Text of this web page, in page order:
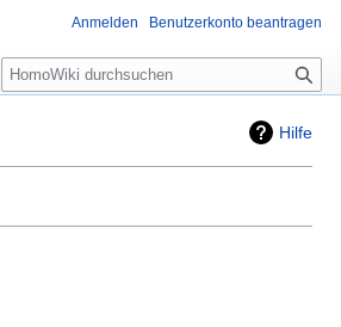
Hilfe
Anmelden Benutzerkonto beantragen
Suche